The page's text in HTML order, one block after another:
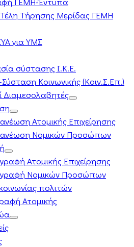
Τήρησης Μερίδας ΓΕΜΗ
για ΥΜΣ
σύστασης Ι.Κ.Ε.
Κοινωνικής (Κοιν.Σ.Επ.)
Διαμεσολαβητές
Ατομικής Επιχείρησης
Νομικών Προσώπων
Ατομικής Επιχείρησης
Νομικών Προσώπων
πολιτών
Ατομικής